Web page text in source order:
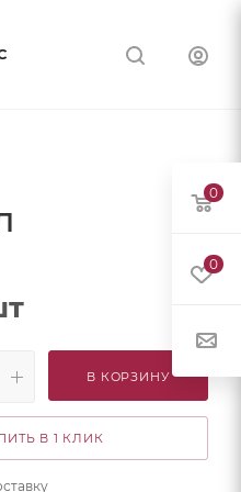
В КОРЗИНУ
В 1 КЛИК
0
0